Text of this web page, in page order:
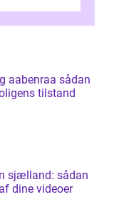
sådan
tilstand
sjælland: sådan
dine videoer